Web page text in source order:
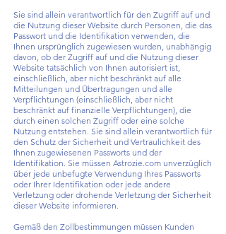
Sie sind allein verantwortlich für den Zugriff auf und
die Nutzung dieser Website durch Personen, die das
Passwort und die Identifikation verwenden, die
Ihnen ursprünglich zugewiesen wurden, unabhängig
davon, ob der Zugriff auf und die Nutzung dieser
Website tatsächlich von Ihnen autorisiert ist,
einschließlich, aber nicht beschränkt auf alle
Mitteilungen und Übertragungen und alle
Verpflichtungen (einschließlich, aber nicht
beschränkt auf finanzielle Verpflichtungen), die
durch einen solchen Zugriff oder eine solche
Nutzung entstehen. Sie sind allein verantwortlich für
den Schutz der Sicherheit und Vertraulichkeit des
Ihnen zugewiesenen Passworts und der
Identifikation. Sie müssen Astrozie.com unverzüglich
über jede unbefugte Verwendung Ihres Passworts
oder Ihrer Identifikation oder jede andere
Verletzung oder drohende Verletzung der Sicherheit
dieser Website informieren.
Gemäß den Zollbestimmungen müssen Kunden